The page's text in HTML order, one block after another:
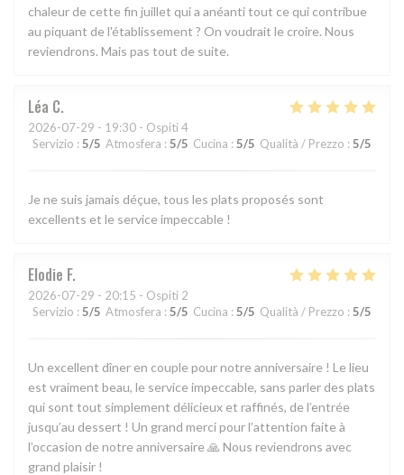
chaleur de cette fin juillet qui a anéanti tout ce qui contribue
au piquant de l'établissement ? On voudrait le croire. Nous
reviendrons. Mais pas tout de suite.
Léa C
2026-07-29 - 19:30 - Ospiti 4
Servizio : 5/5 Atmosfera : 5/5 Cucina : 5/5 Qualità / Prezzo : 5/5
Je ne suis jamais déçue, tous les plats proposés sont
excellents et le service impeccable !
Elodie F
2026-07-29 - 20:15 - Ospiti 2
Servizio : 5/5 Atmosfera : 5/5 Cucina : 5/5 Qualità / Prezzo : 5/5
Un excellent dîner en couple pour notre anniversaire ! Le lieu
est vraiment beau, le service impeccable, sans parler des plats
qui sont tout simplement délicieux et raffinés, de l’entrée
jusqu’au dessert ! Un grand merci pour l’attention faite à
l’occasion de notre anniversaire 🙏 Nous reviendrons avec
grand plaisir !